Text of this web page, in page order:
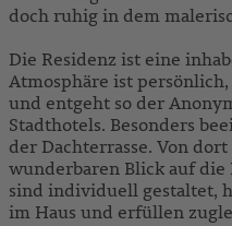
doch ruhig in dem
Die Residenz ist eine
Atmosphäre ist
und entgeht so der
Stadthotels. Besonders
der Dachterrasse. Von
wunderbaren Blick auf die
sind individuell gestaltet,
im Haus und erfüllen